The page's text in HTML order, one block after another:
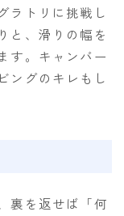
ラトリに挑戦し
と、滑りの幅を
す。キャンバー
ングのキレもし
裏を返せば「何